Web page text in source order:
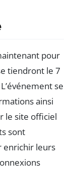
pour
tiendront le 7
se
ainsi
le site officiel
sont
enrichir leurs